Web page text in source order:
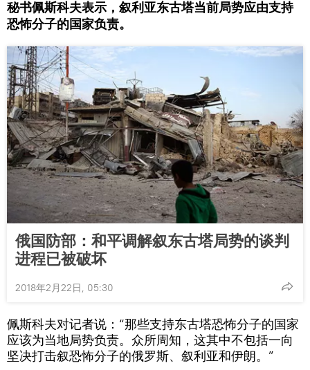
秘书佩斯科夫表示，叙利亚东古塔当前局势应由支持
恐怖分子的国家负责。
俄国防部：和平调解叙东古塔局势的谈判
进程已被破坏
2018年2月22日, 05:30
佩斯科夫对记者说：“那些支持东古塔恐怖分子的国家
应该为当地局势负责。众所周知，这其中不包括一向
坚决打击叙恐怖分子的俄罗斯、叙利亚和伊朗。”